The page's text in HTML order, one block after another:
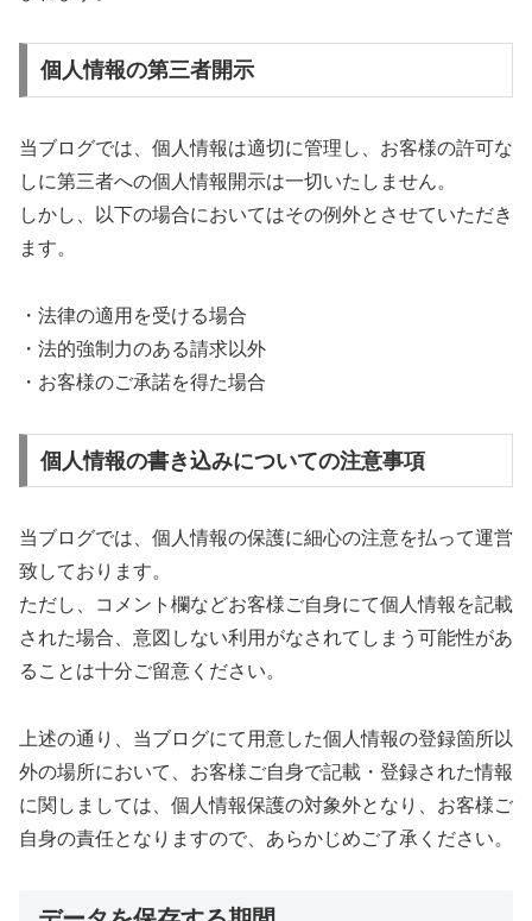
個人情報の第三者開示
当ブログでは、個人情報は適切に管理し、お客様の許可な
しに第三者への個人情報開示は一切いたしません。
しかし、以下の場合においてはその例外とさせていただき
ます。
・法律の適用を受ける場合
・法的強制力のある請求以外
・お客様のご承諾を得た場合
個人情報の書き込みについての注意事項
当ブログでは、個人情報の保護に細心の注意を払って運営
致しております。
ただし、コメント欄などお客様ご自身にて個人情報を記載
された場合、意図しない利用がなされてしまう可能性があ
ることは十分ご留意ください。
上述の通り、当ブログにて用意した個人情報の登録箇所以
外の場所において、お客様ご自身で記載・登録された情報
に関しましては、個人情報保護の対象外となり、お客様ご
自身の責任となりますので、あらかじめご了承ください。